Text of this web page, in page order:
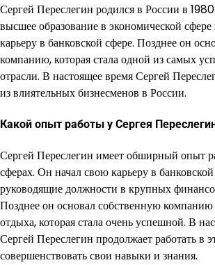
Сергей Переслегин родился в России в
высшее образование в экономической
карьеру в банковской сфере. Позднее он
компанию, которая стала одной из самых
отрасли. В настоящее время Сергей
из влиятельных бизнесменов в России.
Какой опыт работы у Сергея
Сергей Переслегин имеет обширный опыт
сферах. Он начал свою карьеру в
руководящие должности в крупных
Позднее он основал собственную компанию
отдыха, которая стала очень успешной. В
Сергей Переслегин продолжает работать в
совершенствовать свои навыки и знания.